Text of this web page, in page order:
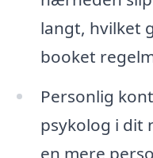
langt, hvilket
booket
Personlig
psykolog i dit
en mere